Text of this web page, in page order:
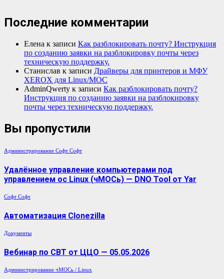
Последние комментарии
Елена к записи Как разблокировать почту? Инструкция
по созданию заявки на разблокировку почты через
техническую поддержку.
Станислав к записи Драйверы для принтеров и МФУ
XEROX для Linux/МОС
AdminQwerty к записи Как разблокировать почту?
Инструкция по созданию заявки на разблокировку
почты через техническую поддержку.
Вы пропустили
Администрирование Софт Софт
Удалённое управление компьютерами под
управлением ос Linux (чМОСь) — DNO Tool от Yar
Софт Софт
Автоматизация Clonezilla
Документы
Вебинар по СВТ от ЦЦО — 05.05.2026
Администрирование чМОСь / Linux